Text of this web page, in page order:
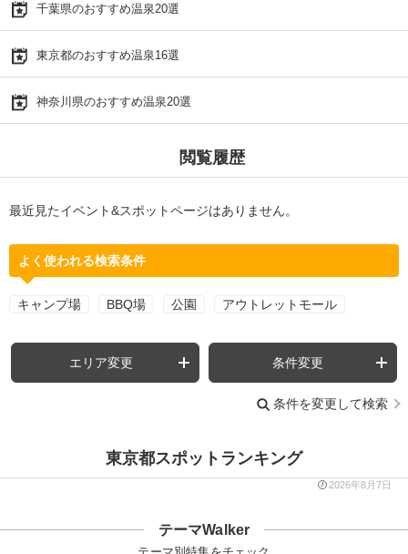
千葉県のおすすめ温泉20選
東京都のおすすめ温泉16選
神奈川県のおすすめ温泉20選
閲覧履歴
最近見たイベント&スポットページはありません。
よく使われる検索条件
キャンプ場 BBQ場 公園 アウトレットモール
エリア変更 条件変更
条件を変更して検索
東京都スポットランキング
2026年8月7日
テーマWalker